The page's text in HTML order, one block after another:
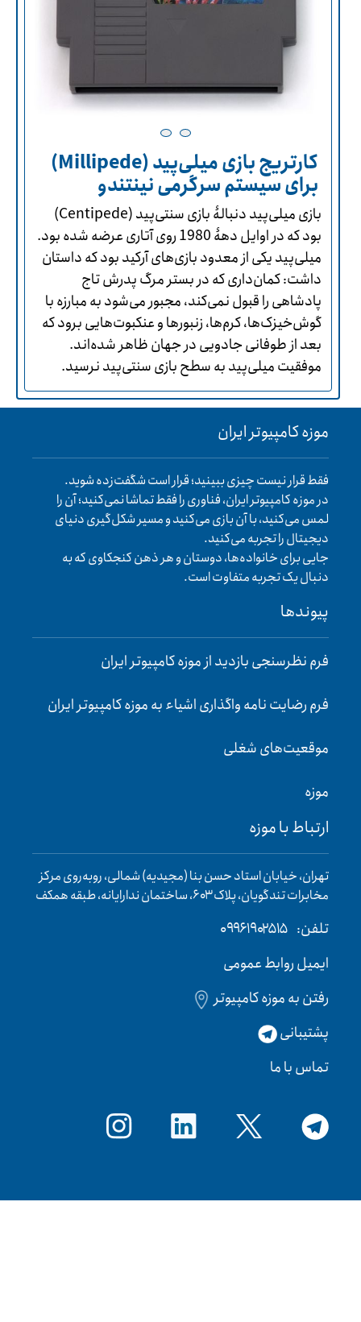
کارتریج بازی میلی‌پید (Millipede)
برای سیستم سرگرمی نینتندو
بازی میلی‌پید دنبالۀ بازی سنتی‌پید (Centipede)
بود که در اوایل دهۀ 1980 روی آتاری عرضه شده بود.
میلی‌پید یکی از معدود بازی‌های آرکید بود که داستان
داشت: کمان‌داری که در بستر مرگ پدرش تاج
پادشاهی را قبول نمی‌کند، مجبور می‌شود به مبارزه با
گوش‌خیزک‌ها، کرم‌ها، زنبورها و عنکبوت‌هایی برود که
بعد از طوفانی جادویی در جهان ظاهر شده‌اند.
موفقیت میلی‌پید به سطح بازی سنتی‌پید نرسید.
موزه کامپیوتر ایران
فقط قرار نیست چیزی ببینید؛ قرار است شگفت‌زده شوید.
در موزه کامپیوتر ایران، فناوری را فقط تماشا نمی‌کنید؛ آن را
لمس می‌کنید، با آن بازی می‌کنید و مسیر شکل‌گیری دنیای
دیجیتال را تجربه می‌کنید.
جایی برای خانواده‌ها، دوستان و هر ذهن کنجکاوی که به
دنبال یک تجربه متفاوت است.
پیوند‌ها
فرم نظرسنجی بازدید از موزه کامپیوتر ایران
فرم رضایت‌ نامه واگذاری اشیاء به موزه کامپیوتر ایران
موقعیت‌های شغلی
موزه
ارتباط با موزه
تهران، خیابان استاد حسن بنا (مجیدیه) شمالی، روبه‌روی مرکز
مخابرات تندگویان، پلاک ۶۰۳، ساختمان ندارایانه، طبقه همکف
تلفن:
۰۹۹۶۱۹۰۲۵۱۵
ایمیل روابط عمومی
رفتن به موزه کامپیوتر
پشتیبانی
تماس با ما